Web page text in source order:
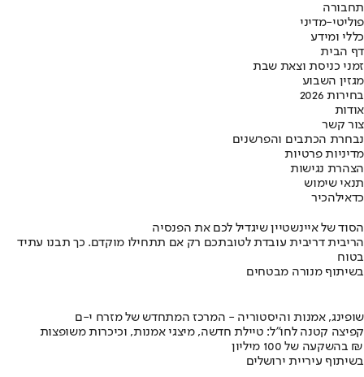
תחבורה
פוליטי-מדיני
כללי ומידע
דף הבית
זמני כניסת וצאת שבת
מגזין השבוע
בחירות 2026
אודות
צור קשר
נבחרת הכתבים והפרשנים
מדיניות פרטיות
הצהרת נגישות
תנאי שימוש
כדאילהכיר
הסוד של איינשטיין שיגדיל לכם את הפנסיה
הריבית דריבית עובדת לטובתכם רק אם תתחילו מוקדם. כך תבנו עתיד
בטוח
בשיתוף מנורה מבטחים
שופינג, אמנות והיסטוריה - המרכז המתחדש של מזרח י-ם
קפיצה קטנה לחו"ל: טיילת חדשה, מיצגי אמנות, וכיכרות משופצות
בהשקעה של 100 מיליון ₪
בשיתוף עיריית ירושלים